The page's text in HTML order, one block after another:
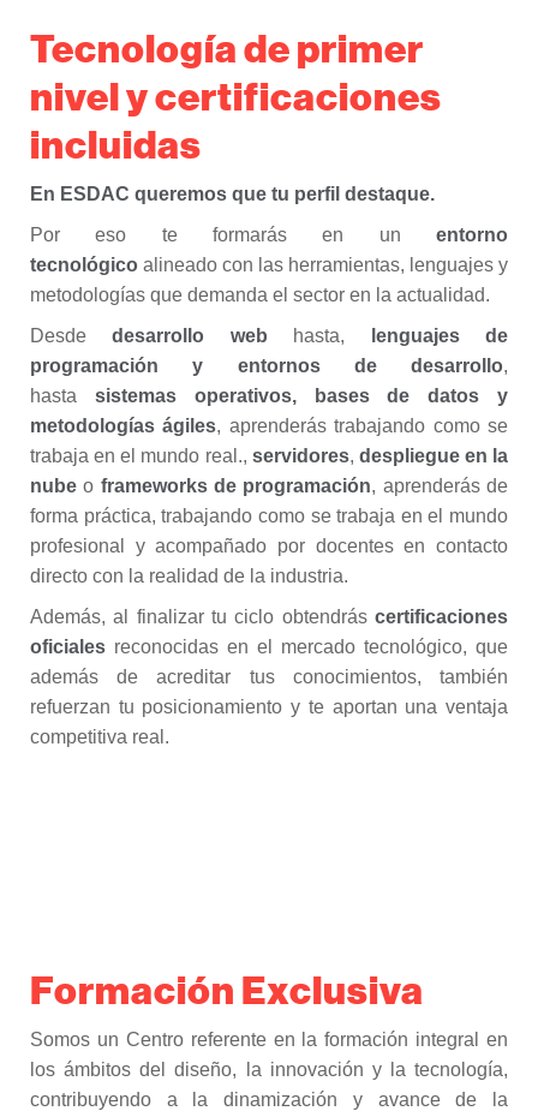
Tecnología de primer
nivel y certificaciones
incluidas
En ESDAC queremos que tu perfil destaque.
Por eso te formarás en un entorno
tecnológico alineado con las herramientas, lenguajes y
metodologías que demanda el sector en la actualidad.
Desdedesarrollo web hasta,
enguajes de
programación y entornos de desarrollo,
hasta sistemas operativos, bases de datos y
metodologías ágiles, aprenderás trabajando como se
trabaja en el mundo real., servidores, despliegue en la
nube o frameworks de programación, aprenderás de
forma práctica, trabajando como se trabaja en el mundo
profesional y acompañado por docentes en contacto
directo con la realidad de la industria.
Además, al finalizar tu ciclo obtendrás certificaciones
oficiales reconocidas en el mercado tecnológico, que
además de acreditar tus conocimientos, también
refuerzan tu posicionamiento y te aportan una ventaja
competitiva real.
Formación Exclusiva
Somos un Centro referente en la formación integral en
los ámbitos del diseño, la innovación y la tecnología,
contribuyendo a la dinamización y avance de la